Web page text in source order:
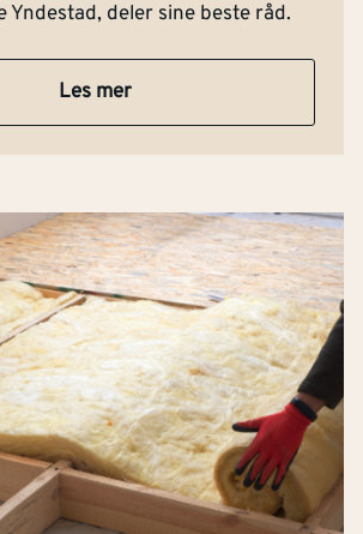
Yndestad, deler sine beste råd.
Les mer